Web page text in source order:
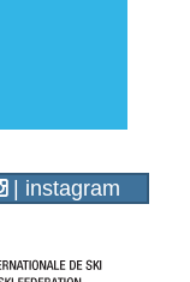
| instagram